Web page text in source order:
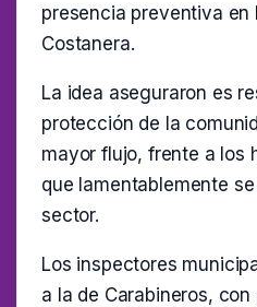
presencia preventiva en
Costanera.
La idea aseguraron es
protección de la
mayor flujo, frente a los
que lamentablemente
sector.
Los inspectores
a la de Carabineros,